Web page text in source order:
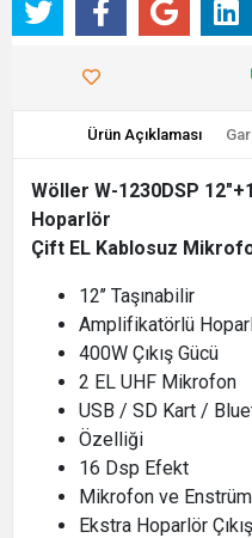
Ürün Açıklaması
Wöller W-1230DSP
Hoparlör
Çift EL Kablosuz
12’’ Taşınabilir
Amplifikatörlü
400W Çıkış Gücü
2 EL UHF Mikrofon
USB / SD Kart /
Özelliği
16 Dsp Efekt
Mikrofon ve
Ekstra Hoparlör